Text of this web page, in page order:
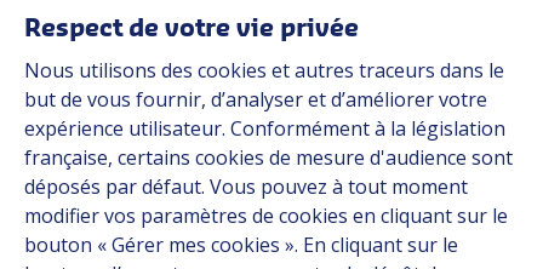
Média
Groupe
Fournisseurs
Documentation
Contact
Respect de votre vie privée
Nous utilisons des cookies et autres traceurs dans le
but de vous fournir, d’analyser et d’améliorer votre
expérience utilisateur. Conformément à la législation
française, certains cookies de mesure d'audience sont
déposés par défaut. Vous pouvez à tout moment
modifier vos paramètres de cookies en cliquant sur le
bouton « Gérer mes cookies ». En cliquant sur le